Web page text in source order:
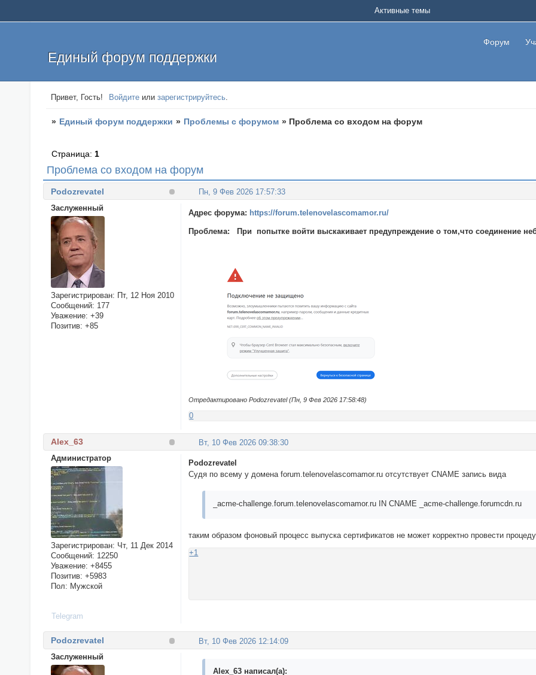
Единый форум поддержки
Форум
Активные темы
Привет, Гость! Войдите илизарегистрируйтесь.
» Единый форум поддержки » Проблемы с форумом » Проблема со входом на форум
Проблема со входом на форум
Страница: 1
Пн, 9 Фев 2026 17:57:33
Podozrevatel
Заслуженный
Зарегистрирован: Пт, 12 Ноя 2010
Сообщений: 177
Уважение: +39
Позитив: +85
Адрес форума: https://forum.telenovelascomamor.ru/
Проблема: При попытке войти выскакивает предупреждение о том,что соединение
Отредактировано Podozrevatel (Пн, 9 Фев 2026 17:58:48)
0
Вт, 10 Фев 2026 09:38:30
Alex_63
Администратор
Зарегистрирован: Чт, 11 Дек 2014
Сообщений: 12250
Уважение: +8455
Позитив: +5983
Пол: Мужской
Podozrevatel
Судя по всему у домена forum.telenovelascomamor.ru отсутствует CNAME запись вида
_acme-challenge.forum.telenovelascomamor.ru IN CNAME _acme-challenge.forumcdn.ru
таким образом фоновый процесс выпуска сертификатов не может корректно провести
+1
Telegram
Вт, 10 Фев 2026 12:14:09
Podozrevatel
Заслуженный
Alex_63 написал(а):